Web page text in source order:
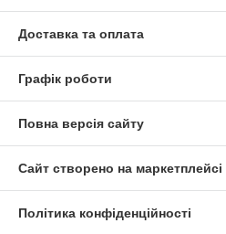
Доставка та оплата
Графік роботи
Повна версія сайту
Сайт створено на маркетплейсі
Політика конфіденційності